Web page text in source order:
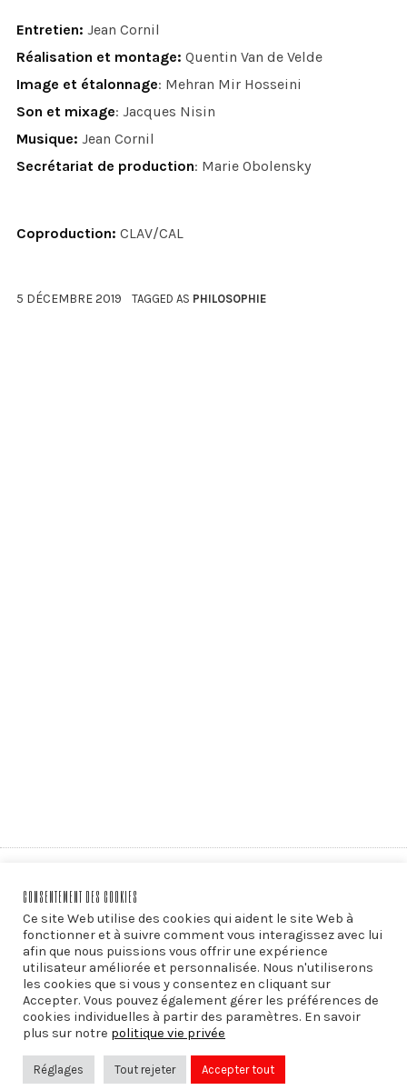
Entretien: Jean Cornil
Réalisation et montage: Quentin Van de Velde
Image et étalonnage: Mehran Mir Hosseini
Son et mixage: Jacques Nisin
Musique: Jean Cornil
Secrétariat de production: Marie Obolensky
Coproduction: CLAV/CAL
5 DÉCEMBRE 2019 TAGGED AS PHILOSOPHIE
PRÉCÉDENT
Libres pensées sur… la laïcité
SUIVANT
Libres pensées sur… la Déclaration
universelle des droits de l’Homme
CONSENTEMENT DES COOKIES
Ce site Web utilise des cookies qui aident le site Web à
fonctionner et à suivre comment vous interagissez avec lui
afin que nous puissions vous offrir une expérience
utilisateur améliorée et personnalisée. Nous n'utiliserons
les cookies que si vous y consentez en cliquant sur
Accepter. Vous pouvez également gérer les préférences de
cookies individuelles à partir des paramètres. En savoir
plus sur notre politique vie privée
Réglages Tout rejeter Accepter tout